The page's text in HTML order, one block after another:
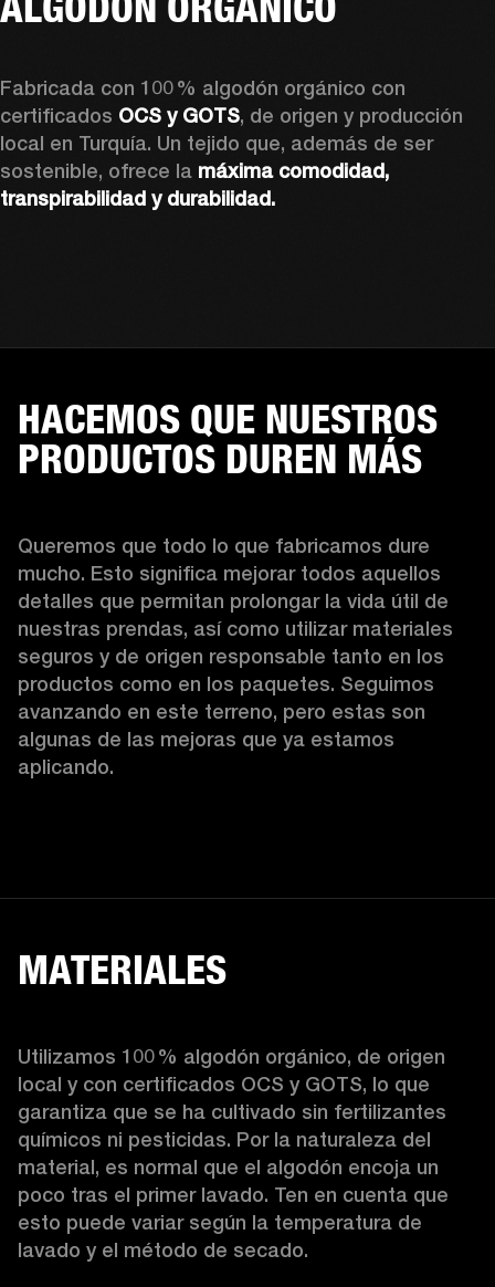
Fabricada con 100 % algodón orgánico con
certificados OCS y GOTS, de origen y producción
local en Turquía. Un tejido que, además de ser
sostenible, ofrece la máxima comodidad,
transpirabilidad y durabilidad.
HACEMOS QUE NUESTROS
PRODUCTOS DUREN MÁS
Queremos que todo lo que fabricamos dure
mucho. Esto significa mejorar todos aquellos
detalles que permitan prolongar la vida útil de
nuestras prendas, así como utilizar materiales
seguros y de origen responsable tanto en los
productos como en los paquetes. Seguimos
avanzando en este terreno, pero estas son
algunas de las mejoras que ya estamos
aplicando.
MATERIALES
Utilizamos 100 % algodón orgánico, de origen
local y con certificados OCS y GOTS, lo que
garantiza que se ha cultivado sin fertilizantes
químicos ni pesticidas. Por la naturaleza del
material, es normal que el algodón encoja un
poco tras el primer lavado. Ten en cuenta que
esto puede variar según la temperatura de
lavado y el método de secado.